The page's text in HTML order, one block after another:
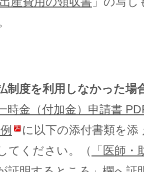
制度を利用しなかった場
時金（付加金）申請書
に以下の添付書類を添
てください。（
「医師